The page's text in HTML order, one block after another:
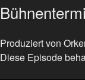
Produziert von
Diese Episode